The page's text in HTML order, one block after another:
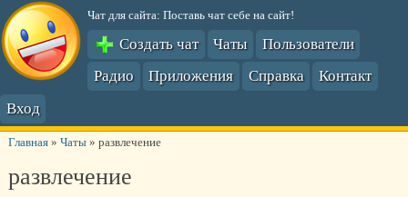
Чат для сайта: Поставь чат себе на сайт!
Создать чат Чаты
Пользователи
Радио
Приложения Справка
Контакт
Вход
Главная» Чаты» развлечение
развлечение